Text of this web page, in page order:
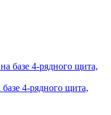
4-рядного щита,